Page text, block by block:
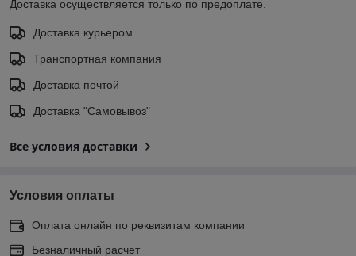
Доставка осуществляется только по предоплате.
Доставка курьером
Транспортная компания
Доставка почтой
Доставка "Самовывоз"
Все условия доставки
Условия оплаты
Оплата онлайн по реквизитам компании
Безналичный расчет